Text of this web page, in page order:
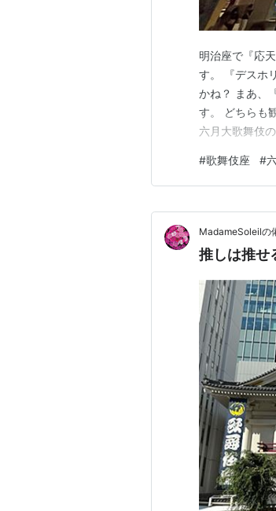
明治座で『応
す。 『デスホ
かね？ まあ、
す。 どちらも
六月大歌舞伎
行きました。
夏幹くん、完
#歌舞伎座 #
MadameSoleilの
推しは推せ